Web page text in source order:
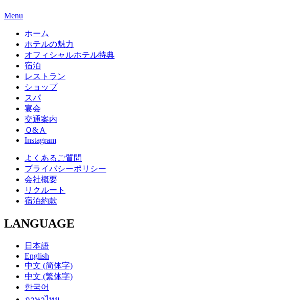
Menu
ホーム
ホテルの魅力
オフィシャルホテル特典
宿泊
レストラン
ショップ
スパ
宴会
交通案内
Ｑ&Ａ
Instagram
よくあるご質問
プライバシーポリシー
会社概要
リクルート
宿泊約款
LANGUAGE
日本語
English
中文 (简体字)
中文 (繁体字)
한국어